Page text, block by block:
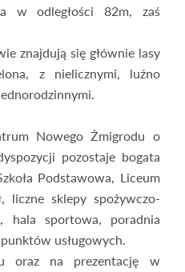
w odległości 82m, zaś
znajdują się głównie lasy
z nielicznymi, luźno
Nowego Żmigrodu o
pozostaje bogata
Podstawowa, Liceum
liczne sklepy spożywczo-
hala sportowa, poradnia
usługowych.
oraz na prezentację w